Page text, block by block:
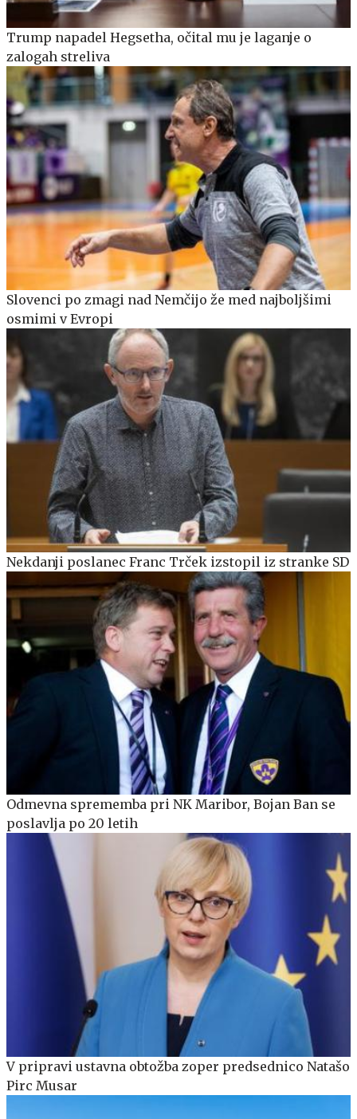
Trump napadel Hegsetha, očital mu je laganje o
zalogah streliva
Slovenci po zmagi nad Nemčijo že med najboljšimi
osmimi v Evropi
Nekdanji poslanec Franc Trček izstopil iz stranke SD
Odmevna sprememba pri NK Maribor, Bojan Ban se
poslavlja po 20 letih
V pripravi ustavna obtožba zoper predsednico Natašo
Pirc Musar